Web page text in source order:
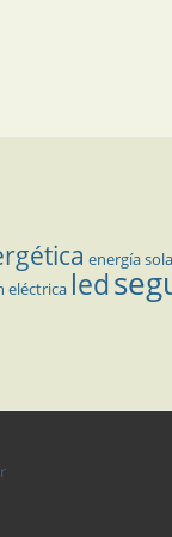
energía
eléctrica led